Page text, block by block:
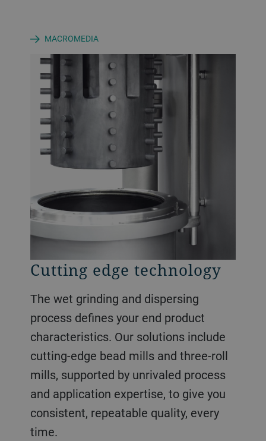
MACROMEDIA
Cutting edge technology
The wet grinding and dispersing
process defines your end product
characteristics. Our solutions include
cutting-edge bead mills and three-roll
mills, supported by unrivaled process
and application expertise, to give you
consistent, repeatable quality, every
time.